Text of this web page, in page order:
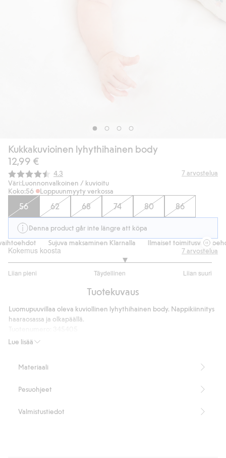
Kukkakuvioinen lyhythihainen body
12,99 €
Keskimääräinen luokitus:
4.3 7arvostelua
Väri:Luonnonvalkoinen / kuvioitu
Koko:56 Loppuunmyyty verkossa
56 62 68 74 80 86
Denna product går inte längre att köpa
Sujuva maksaminen Klarnalla Ilmaiset
Kokemus koosta
Liian pieni Täydellinen Liian suuri
/
ääneen
7arvostelua
Tuotekuvaus
Lue lisää
Luomupuuvillaa oleva kuviollinen lyhythihainen body. Nappikiinnitys
haaraosassa ja olkapäällä.
Luomupuuvilla – GOTS
Materiaali
Pesuohjeet
Valmistustiedot